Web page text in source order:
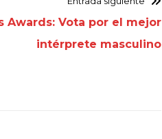
Awards: Vota por el mejor
intérprete masculino